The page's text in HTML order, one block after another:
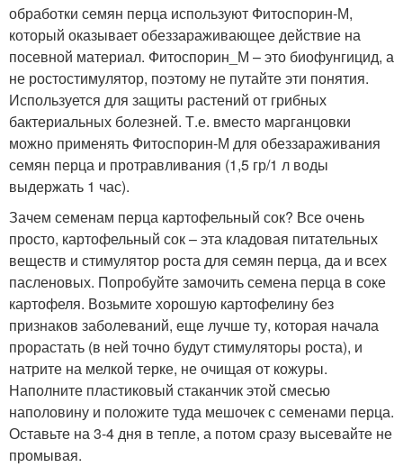
обработки семян перца используют Фитоспорин-М,
который оказывает обеззараживающее действие на
посевной материал. Фитоспорин_М – это биофунгицид, а
не ростостимулятор, поэтому не путайте эти понятия.
Используется для защиты растений от грибных
бактериальных болезней. Т.е. вместо марганцовки
можно применять Фитоспорин-М для обеззараживания
семян перца и протравливания (1,5 гр/1 л воды
выдержать 1 час).
Зачем семенам перца картофельный сок? Все очень
просто, картофельный сок – эта кладовая питательных
веществ и стимулятор роста для семян перца, да и всех
пасленовых. Попробуйте замочить семена перца в соке
картофеля. Возьмите хорошую картофелину без
признаков заболеваний, еще лучше ту, которая начала
прорастать (в ней точно будут стимуляторы роста), и
натрите на мелкой терке, не очищая от кожуры.
Наполните пластиковый стаканчик этой смесью
наполовину и положите туда мешочек с семенами перца.
Оставьте на 3-4 дня в тепле, а потом сразу высевайте не
промывая.